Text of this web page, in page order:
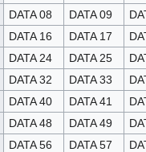
DATA 08 DATA 09
DATA 16 DATA 17
DATA 24 DATA 25
DATA 32 DATA 33
DATA 40 DATA 41
DATA 48 DATA 49
DATA 56 DATA 57